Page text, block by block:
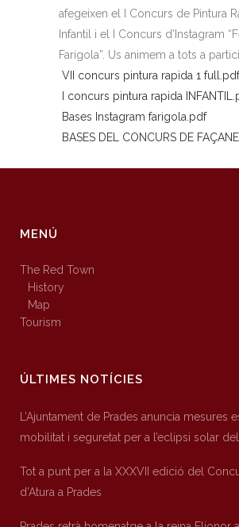
afegeixen el I Concurs de Pintura
Infantil i el I Concurs d’Instagram
Farigola”. Us animem a tots a
VII concurs pintura rapida 1 full.pdf
I concurs pintura rapida
Bases Instagram farigola.pdf
BASES DEL CONCURS DE
MENÚ
The Red Town
History
Map
Tourism
ÚLTIMES NOTÍCIES
L’Ajuntament de Prades anuncia mesures
mobilitat i seguretat per a l’eclipsi solar del
Tot a punt per a la XXXVII edició del
d’Atura a Prades